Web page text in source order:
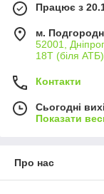
Працює з
м.
52001,
18Т (біля
Контакти
Сьогодні
Показати
Про нас